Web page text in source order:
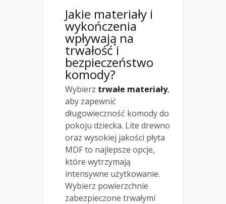
Jakie materiały i
wykończenia
wpływają na
trwałość i
bezpieczeństwo
komody?
Wybierz trwałe materiały,
aby zapewnić
długowieczność komody do
pokoju dziecka. Lite drewno
oraz wysokiej jakości płyta
MDF to najlepsze opcje,
które wytrzymają
intensywne użytkowanie.
Wybierz powierzchnie
zabezpieczone trwałymi